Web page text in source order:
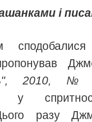
і
2010,
у
разу